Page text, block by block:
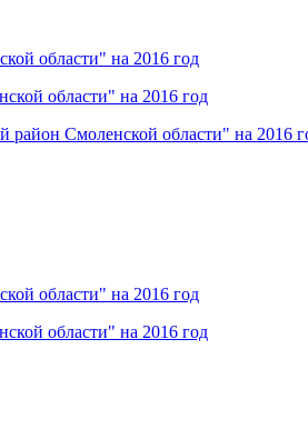
области" на 2016 год
области" на 2016 год
Смоленской области" на 2016
области" на 2016 год
области" на 2016 год